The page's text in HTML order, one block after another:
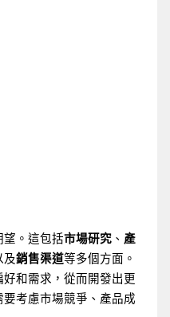
望。這包括市場研究 、 產
及銷售渠道等多個方面。
和需求，從而開發出更
考慮市場競爭、產品成